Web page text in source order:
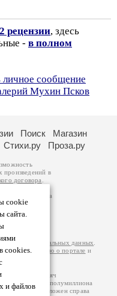
2 рецензии, здесь
- в полном
личное сообщение
Мухин Псков
cookie
сайта.
cookies.
и файлов
Поиск
Магазин
Стихи.ру Проза.ру
произведений в
договора
авторам
возможна
можете
за
на
персональных данных
информацию о портале и
100 тысяч
более полумиллиона
который расположен справа